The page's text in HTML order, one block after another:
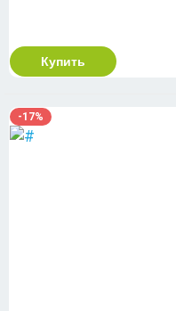
Купить
-17%